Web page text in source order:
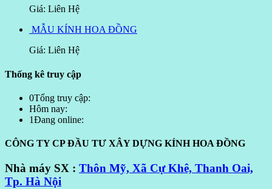
Giá: Liên Hệ
MẪU KÍNH HOA ĐỒNG
Giá: Liên Hệ
Thống kê truy cập
0Tổng truy cập:
Hôm nay:
1Đang online:
CÔNG TY CP ĐẦU TƯ XÂY DỰNG KÍNH HOA ĐỒNG
Nhà máy SX : Thôn Mỹ, Xã Cự Khê, Thanh Oai,
Tp. Hà Nội